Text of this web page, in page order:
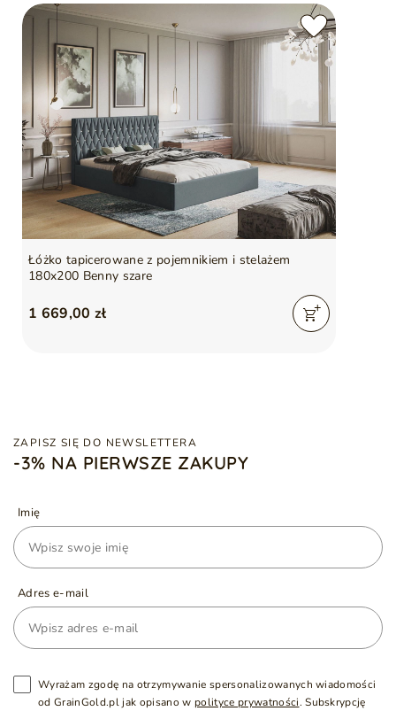
Łóżko tapicerowane z pojemnikiem i stelażem
180x200 Benny szare
1 669,00 zł
ZAPISZ SIĘ DO NEWSLETTERA
-3% NA PIERWSZE ZAKUPY
Imię
Adres e-mail
Wyrażam zgodę na otrzymywanie spersonalizowanych wiadomości
od GrainGold.pl jak opisano w polityce prywatności. Subskrypcję